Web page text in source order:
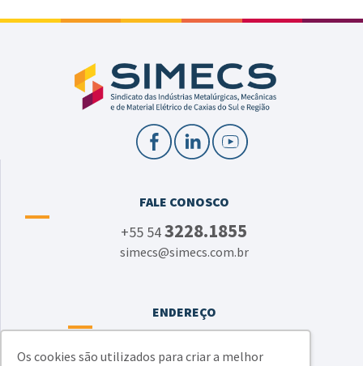
Os cookies são utilizados para criar a melhor
FALE CONOSCO
+55 543228.1855
simecs@simecs.com.br
ENDEREÇO
Bairro Jardim América - Caxias do Sul - RS